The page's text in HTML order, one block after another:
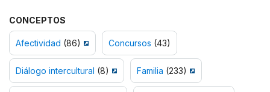
CONCEPTOS
Afectividad (86) Concursos (43)
Diálogo intercultural (8) Familia (233)